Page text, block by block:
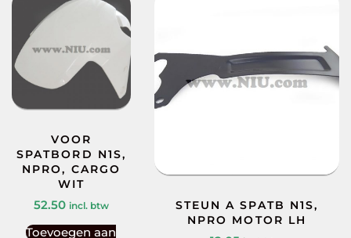
VOOR
SPATBORD N1S,
NPRO, CARGO
WIT
52.50 incl. btw
Toevoegen aan
STEUN A SPATB N1S,
NPRO MOTOR LH